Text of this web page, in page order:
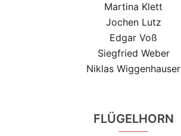
Martina Klett
Jochen Lutz
Edgar Voß
Siegfried Weber
Niklas Wiggenhauser
FLÜGELHORN